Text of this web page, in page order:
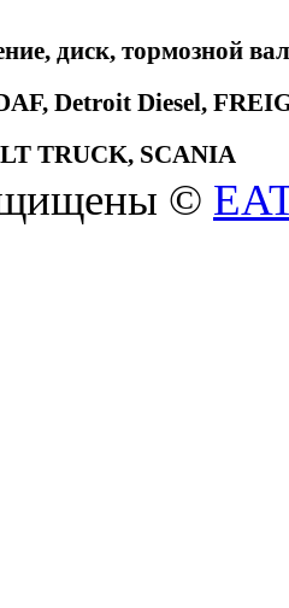
диск, тормозной
Detroit Diesel,
TRUCK, SCANIA
©